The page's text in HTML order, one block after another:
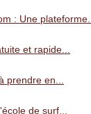
: Une plateforme...
et rapide...
prendre en...
de surf...